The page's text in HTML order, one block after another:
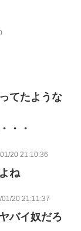
てたような
・・
20 21:10:36
ね
01/20 21:11:37
バイ奴だろ